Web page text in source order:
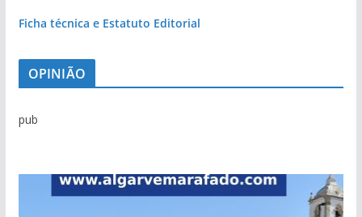
Ficha técnica e Estatuto Editorial
OPINIÃO
pub